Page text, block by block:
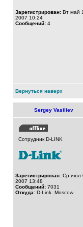
Зарегистрирован: Вт май
2007 10:24
Сообщений: 4
Вернуться наверх
Sergey Vasiliev
Сотрудник D-LINK
Зарегистрирован: Ср июл
2007 13:48
Сообщений: 7031
Откуда: D-Link. Moscow